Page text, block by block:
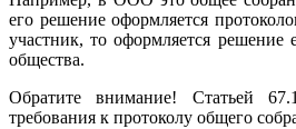
его решение оформляется
участник, то оформляется решение
общества.
Обратите внимание! Статьей
требования к протоколу общего